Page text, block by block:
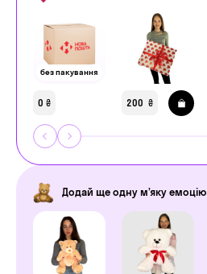
без пакування
0 ₴ 200 ₴
Додай ще одну м’яку емоцію